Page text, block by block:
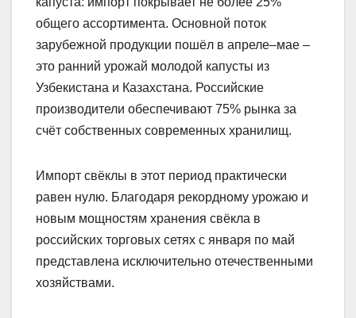
общего ассортимента. Основной поток
зарубежной продукции пошёл в апреле–мае –
это ранний урожай молодой капусты из
Узбекистана и Казахстана. Российские
производители обеспечивают 75% рынка за
счёт собственных современных хранилищ.
Импорт свёклы в этот период практически
равен нулю. Благодаря рекордному урожаю и
новым мощностям хранения свёкла в
российских торговых сетях с января по май
представлена исключительно отечественными
хозяйствами.